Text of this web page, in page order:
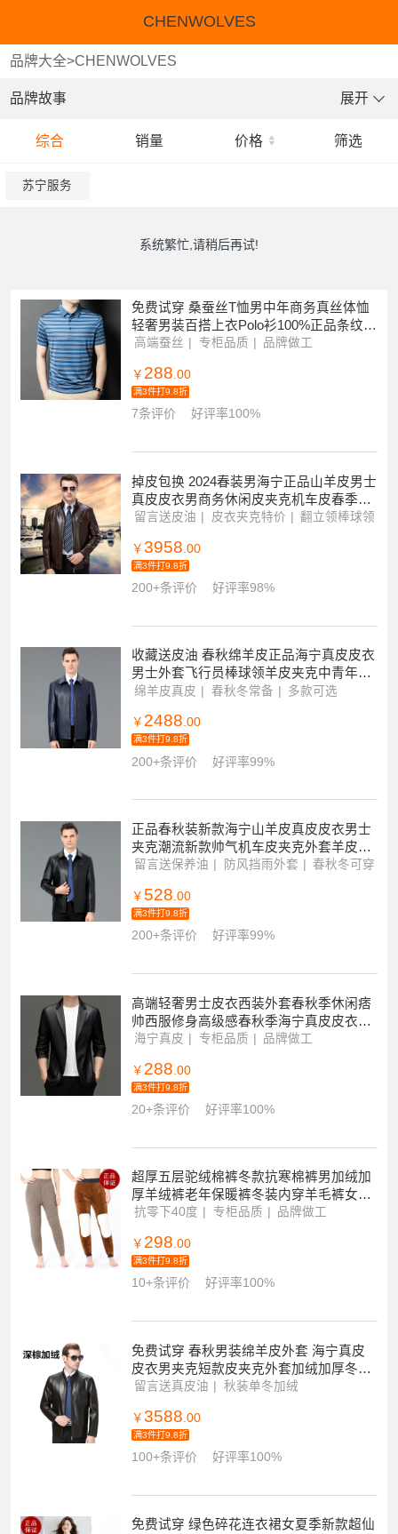
CHENWOLVES
品牌大全>CHENWOLVES
品牌故事 展开
综合 销量 价格 筛选
苏宁服务
系统繁忙,请稍后再试!
免费试穿 桑蚕丝T恤男中年商务真丝体恤
轻奢男装百搭上衣Polo衫100%正品条纹新
款T恤真丝男装专柜正品品牌特卖
高端蚕丝 专柜品质 品牌做工
￥ 288.00
满3件打9.8折
7条评价 好评率100%
掉皮包换 2024春装男海宁正品山羊皮男士
真皮皮衣男商务休闲皮夹克机车皮春季男
装大码男士棒球领中年爸爸装挡风挡雨春
留言送皮油 皮衣夹克特价 翻立领棒球领
￥ 3958 .00
满3件打9.8折
200+条评价 好评率98%
收藏送皮油 春秋绵羊皮正品海宁真皮皮衣
男士外套飞行员棒球领羊皮夹克中青年韩
版修身棒球服单皮大码中年爸爸装防雨防
绵羊皮真皮 春秋冬常备 多款可选
￥ 2488.00
满3件打9.8折
200+条评价 好评率99%
正品春秋装新款海宁山羊皮真皮皮衣男士
夹克潮流新款帅气机车皮夹克外套羊皮皮
衣男真皮外套潮短款翻领软皮夹克男装大
留言送保养油 防风挡雨外套 春秋冬可穿
￥ 528.00
满3件打9.8折
200+条评价 好评率99%
高端轻奢男士皮衣西装外套春秋季休闲痞
帅西服修身高级感春秋季海宁真皮皮衣男
绵羊皮西服夹克修身休闲单皮西装外套薄
海宁真皮 专柜品质 品牌做工
￥ 288 .00
满3件打9.8折
20+条评价 好评率100%
超厚五层驼绒棉裤冬款抗寒棉裤男加绒加
厚羊绒裤老年保暖裤冬装内穿羊毛裤女全
羊毛纯毛春秋装保暖高腰中老年毛裤抗零
抗零下40度 专柜品质 品牌做工
￥ 298.00
满3件打9.8折
10+条评价 好评率100%
免费试穿 春秋男装绵羊皮外套 海宁真皮
皮衣男夹克短款皮夹克外套加绒加厚冬装
山羊皮中年翻领宽松大码立领棒球领商务
留言送真皮油
秋装单冬加绒
￥ 3588 .00
满3件打9.8折
100+条评价 好评率100%
免费试穿 绿色碎花连衣裙女夏季新款超仙